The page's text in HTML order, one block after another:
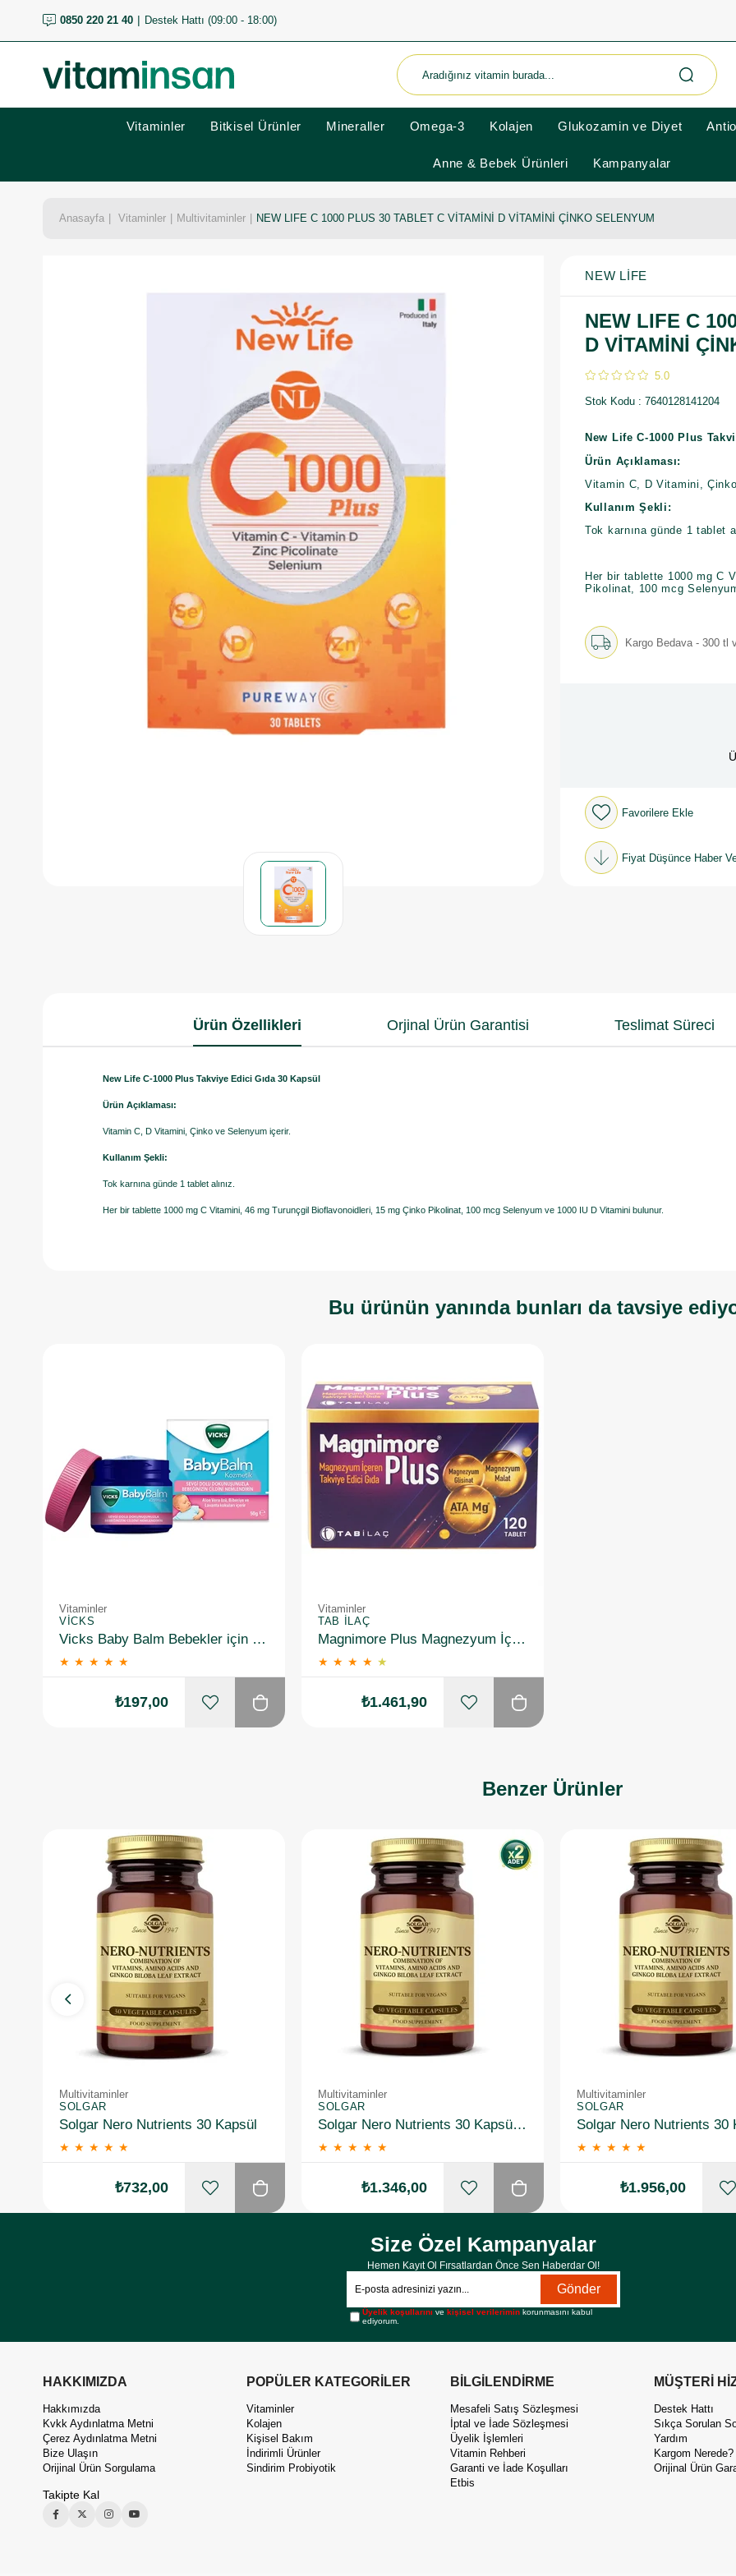
0850 220 21 40 Destek Hattı (09:00 - 18:00)
Vitaminler Bitkisel Ürünler Mineraller Omega-3 Kolajen Glukozamin ve Diyet
Anne & Bebek Ürünleri Kampanyalar
Anasayfa Vitaminler Multivitaminler NEW LIFE C 1000 PLUS 30 TABLET C VİTAMİNİ D VİTAMİNİ ÇİNKO SELENYUM
NEW LIFE
NEW LIFE C
D VİTAMİNİ
5.0
Stok Kodu 7640128141204
New Life C-1000 Plus
Ürün Açıklaması:
Vitamin C, D Vitamini,
Kullanım Şekli:
Tok karnına günde 1 tablet
Her bir tablette 1000 mg C
Pikolinat, 100 mcg
Kargo Bedava - 300 tl
Favorilere Ekle
Fiyat Düşünce Haber
Ürün Özellikleri Orjinal Ürün Garantisi Teslimat Süreci
New Life C-1000 Plus Takviye Edici Gıda 30 Kapsül
Ürün Açıklaması:
Vitamin C, D Vitamini, Çinko ve Selenyum içerir.
Kullanım Şekli:
Tok karnına günde 1 tablet alınız.
Her bir tablette 1000 mg C Vitamini, 46 mg Turunçgil Bioflavonoidleri, 15 mg Çinko Pikolinat, 100 mcg Selenyum ve 1000 IU D Vitamini bulunur.
Bu ürünün yanında bunları da tavsiye
Vitaminler
VICKS
Vicks Baby Balm Bebekler için Nemlendirici 50 gr
★ ★ ★ ★ ★
₺197,00
Vitaminler
TAB İLAÇ
Magnimore Plus Magnezyum İçeren Takviye Edici Gıda 120 Tablet
★ ★ ★ ★ ★
₺1.461,90
Benzer Ürünler
Multivitaminler
SOLGAR
Solgar Nero Nutrients 30 Kapsül
★ ★ ★ ★ ★
₺732,00
Multivitaminler
SOLGAR
Solgar Nero Nutrients 30 Kapsül 2 Adet
★ ★ ★ ★ ★
₺1.346,00
Multivitaminler
SOLGAR
★ ★ ★ ★ ★
₺1.956,00
Size Özel Kampanyalar
Hemen Kayıt Ol Fırsatlardan Önce Sen Haberdar Ol!
Gönder
Üyelik koşullarını vekişisel verilerimin korunmasını kabul
ediyorum.
HAKKIMIZDA
Hakkımızda
Kvkk Aydınlatma Metni
Çerez Aydınlatma Metni
Bize Ulaşın
Orijinal Ürün Sorgulama
Takipte Kal
POPÜLER KATEGORİLER
Vitaminler
Kolajen
Kişisel Bakım
İndirimli Ürünler
Sindirim Probiyotik
BİLGİLENDİRME
Mesafeli Satış Sözleşmesi
İptal ve İade Sözleşmesi
Üyelik İşlemleri
Vitamin Rehberi
Garanti ve İade Koşulları
Etbis
MÜŞTERİ
Destek Hattı
Sıkça Sorulan
Yardım
Kargom Nerede?
Orijinal Ürün